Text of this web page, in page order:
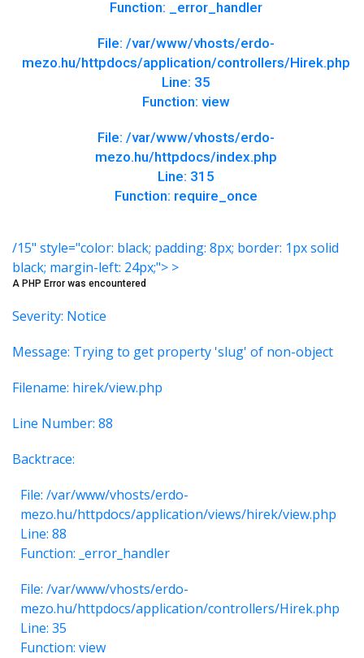
Function: _error_handler
File: /var/www/vhosts/erdo-
mezo.hu/httpdocs/application/controllers/Hirek.php
Line: 35
Function: view
File: /var/www/vhosts/erdo-
mezo.hu/httpdocs/index.php
Line: 315
Function: require_once
/15" style="color: black; padding: 8px; border: 1px solid
black; margin-left: 24px;"> >
A PHP Error was encountered
Severity: Notice
Message: Trying to get property 'slug' of non-object
Filename: hirek/view.php
Line Number: 88
Backtrace:
File: /var/www/vhosts/erdo-
mezo.hu/httpdocs/application/views/hirek/view.php
Line: 88
Function: _error_handler
File: /var/www/vhosts/erdo-
mezo.hu/httpdocs/application/controllers/Hirek.php
Line: 35
Function: view